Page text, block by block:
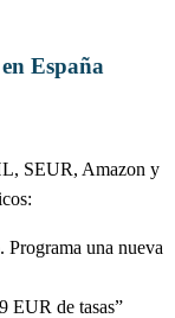
España
SEUR, Amazon y
Programa una nueva
EUR de tasas”